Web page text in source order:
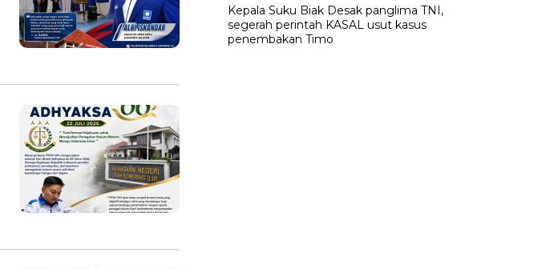
Kepala Suku Biak Desak panglima TNI,
segerah perintah KASAL usut kasus
penembakan Timo